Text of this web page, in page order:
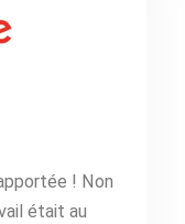
! Non
était au